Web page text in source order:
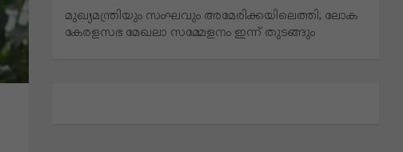
മുഖ്യമന്ത്രിയും സംഘവും അമേരിക്കയിലെത്തി; ലോക
കേരളസഭ മേഖലാ സമ്മേളനം ഇന്ന് തുടങ്ങും